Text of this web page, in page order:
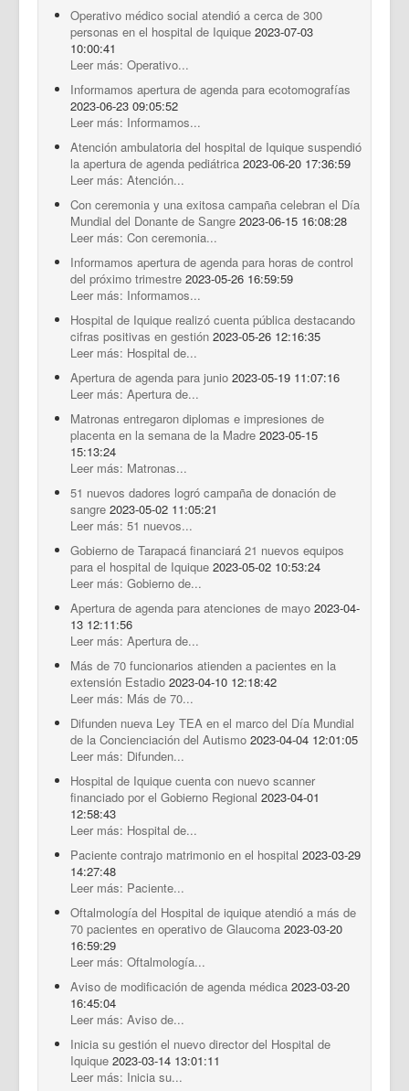
Operativo médico social atendió a cerca de 300
personas en el hospital de Iquique 2023-07-03
10:00:41
Leer más: Operativo...
Informamos apertura de agenda para ecotomografías
2023-06-23 09:05:52
Leer más: Informamos...
Atención ambulatoria del hospital de Iquique suspendió
la apertura de agenda pediátrica 2023-06-20 17:36:59
Leer más: Atención...
Con ceremonia y una exitosa campaña celebran el Día
Mundial del Donante de Sangre 2023-06-15 16:08:28
Leer más: Con ceremonia...
Informamos apertura de agenda para horas de control
del próximo trimestre 2023-05-26 16:59:59
Leer más: Informamos...
Hospital de Iquique realizó cuenta pública destacando
cifras positivas en gestión 2023-05-26 12:16:35
Leer más: Hospital de...
Apertura de agenda para junio 2023-05-19 11:07:16
Leer más: Apertura de...
Matronas entregaron diplomas e impresiones de
placenta en la semana de la Madre 2023-05-15
15:13:24
Leer más: Matronas...
51 nuevos dadores logró campaña de donación de
sangre 2023-05-02 11:05:21
Leer más: 51 nuevos...
Gobierno de Tarapacá financiará 21 nuevos equipos
para el hospital de Iquique 2023-05-02 10:53:24
Leer más: Gobierno de...
Apertura de agenda para atenciones de mayo 2023-04-
13 12:11:56
Leer más: Apertura de...
Más de 70 funcionarios atienden a pacientes en la
extensión Estadio 2023-04-10 12:18:42
Leer más: Más de 70...
Difunden nueva Ley TEA en el marco del Día Mundial
de la Concienciación del Autismo 2023-04-04 12:01:05
Leer más: Difunden...
Hospital de Iquique cuenta con nuevo scanner
financiado por el Gobierno Regional 2023-04-01
12:58:43
Leer más: Hospital de...
Paciente contrajo matrimonio en el hospital 2023-03-29
14:27:48
Leer más: Paciente...
Oftalmología del Hospital de iquique atendió a más de
70 pacientes en operativo de Glaucoma 2023-03-20
16:59:29
Leer más: Oftalmología...
Aviso de modificación de agenda médica 2023-03-20
16:45:04
Leer más: Aviso de...
Inicia su gestión el nuevo director del Hospital de
Iquique 2023-03-14 13:01:11
Leer más: Inicia su...